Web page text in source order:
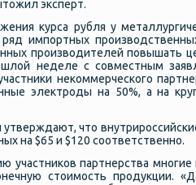
эксперт.
курса рубля у
импортных
производителей повышать
неделе с совместным
некоммерческого
электроды на 50%, а на
что
на $65 и $120 соответственно.
участников партнерства
стоимость продукции.